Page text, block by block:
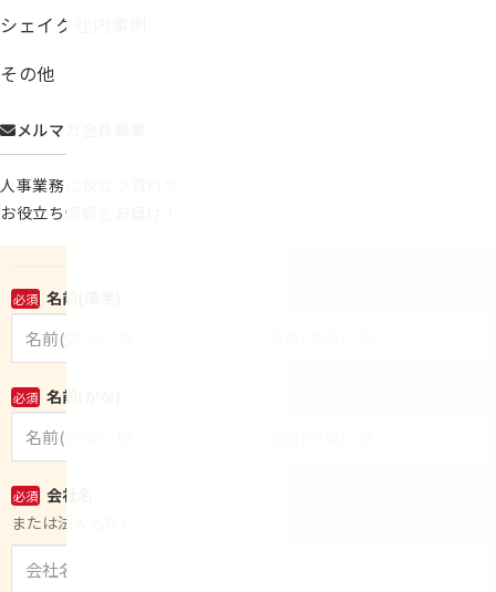
シェイク社内事例
その他
メルマガ会員募集
人事業務に役立つ資料や
お役立ち情報をお届け！